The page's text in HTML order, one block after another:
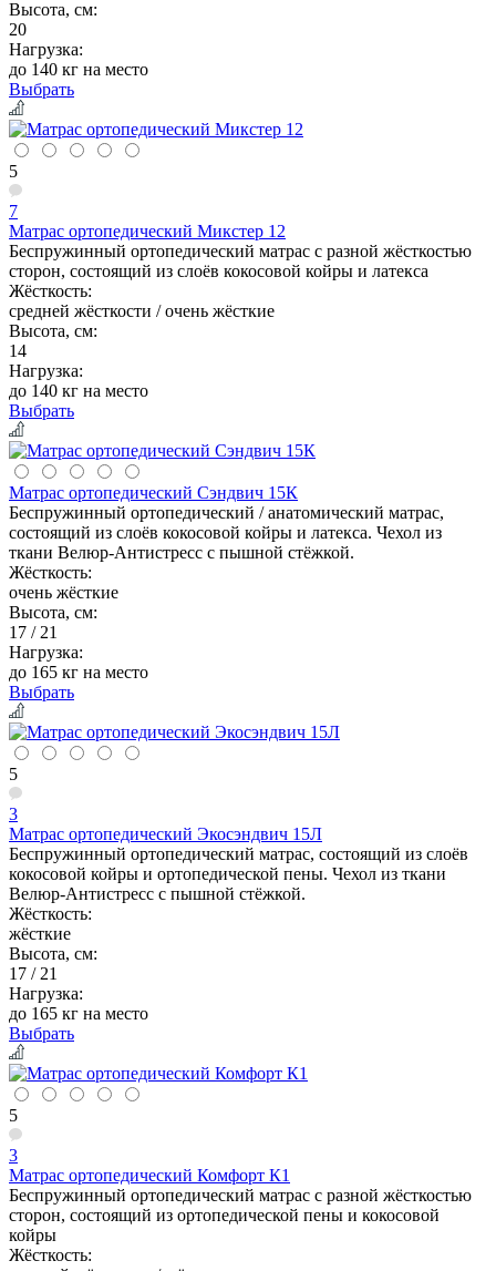
Высота, см:
20
Нагрузка:
до 140 кг на место
Выбрать
5
7
Матрас ортопедический Микстер 12
Беспружинный ортопедический матрас с разной жёсткостью
сторон, состоящий из слоёв кокосовой койры и латекса
Жёсткость:
средней жёсткости / очень жёсткие
Высота, см:
14
Нагрузка:
до 140 кг на место
Выбрать
Матрас ортопедический Сэндвич 15К
Беспружинный ортопедический / анатомический матрас,
состоящий из слоёв кокосовой койры и латекса. Чехол из
ткани Велюр-Антистресс с пышной стёжкой.
Жёсткость:
очень жёсткие
Высота, см:
17 / 21
Нагрузка:
до 165 кг на место
Выбрать
5
3
Матрас ортопедический Экосэндвич 15Л
Беспружинный ортопедический матрас, состоящий из слоёв
кокосовой койры и ортопедической пены. Чехол из ткани
Велюр-Антистресс с пышной стёжкой.
Жёсткость:
жёсткие
Высота, см:
17 / 21
Нагрузка:
до 165 кг на место
Выбрать
5
3
Матрас ортопедический Комфорт К1
Беспружинный ортопедический матрас с разной жёсткостью
сторон, состоящий из ортопедической пены и кокосовой
койры
Жёсткость: